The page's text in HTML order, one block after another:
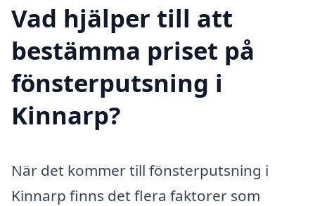
Vad hjälper till att
bestämma priset på
fönsterputsning i
Kinnarp?
När det kommer till fönsterputsning i
Kinnarp finns det flera faktorer som